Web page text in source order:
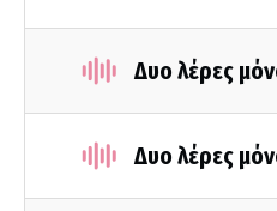
Δυο λέρες
Δυο λέρες